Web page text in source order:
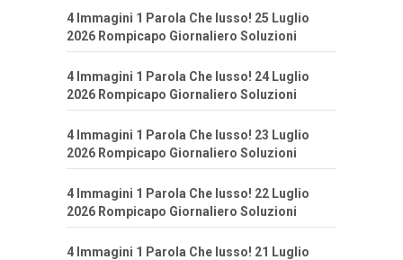
4 Immagini 1 Parola Che lusso! 25 Luglio
2026 Rompicapo Giornaliero Soluzioni
4 Immagini 1 Parola Che lusso! 24 Luglio
2026 Rompicapo Giornaliero Soluzioni
4 Immagini 1 Parola Che lusso! 23 Luglio
2026 Rompicapo Giornaliero Soluzioni
4 Immagini 1 Parola Che lusso! 22 Luglio
2026 Rompicapo Giornaliero Soluzioni
4 Immagini 1 Parola Che lusso! 21 Luglio